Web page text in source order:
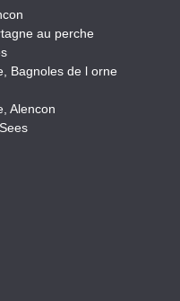
au perche
Bagnoles de l orne
Alencon